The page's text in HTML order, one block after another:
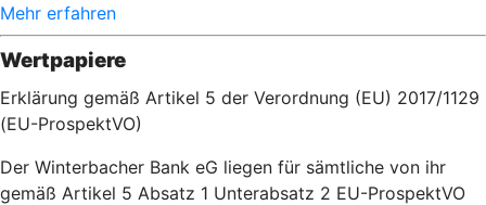
Mehr erfahren
Wertpapiere
Erklärung gemäß Artikel 5 der Verordnung (EU) 2017/1129
(EU-ProspektVO)
Der Winterbacher Bank eG liegen für sämtliche von ihr
gemäß Artikel 5 Absatz 1 Unterabsatz 2 EU-ProspektVO